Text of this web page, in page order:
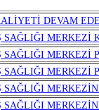
DEVAM
MERKEZİ
MERKEZİ
MERKEZİ